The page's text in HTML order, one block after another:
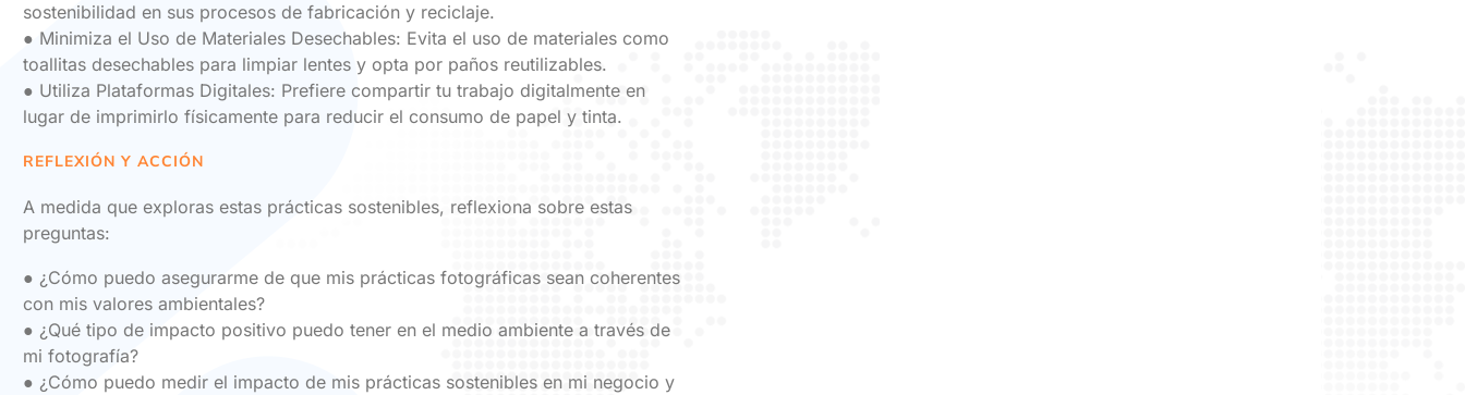
sostenibilidad en sus procesos de fabricación y reciclaje.
● Minimiza el Uso de Materiales Desechables: Evita el uso de materiales como
toallitas desechables para limpiar lentes y opta por paños reutilizables.
● Utiliza Plataformas Digitales: Prefiere compartir tu trabajo digitalmente en
lugar de imprimirlo físicamente para reducir el consumo de papel y tinta.
REFLEXIÓN Y ACCIÓN
A medida que exploras estas prácticas sostenibles, reflexiona sobre estas
preguntas:
● ¿Cómo puedo asegurarme de que mis prácticas fotográficas sean coherentes
con mis valores ambientales?
● ¿Qué tipo de impacto positivo puedo tener en el medio ambiente a través de
mi fotografía?
● ¿Cómo puedo medir el impacto de mis prácticas sostenibles en mi negocio y